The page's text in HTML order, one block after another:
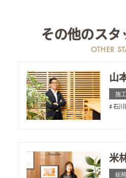
その他のスタ
OTHER
山
施
石川
米
総